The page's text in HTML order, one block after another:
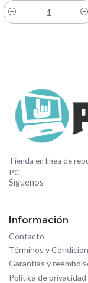
Cantidad
Tienda en línea de
PC
Síguenos
Información
Contacto
Términos y
Garantías y
Política de privacidad